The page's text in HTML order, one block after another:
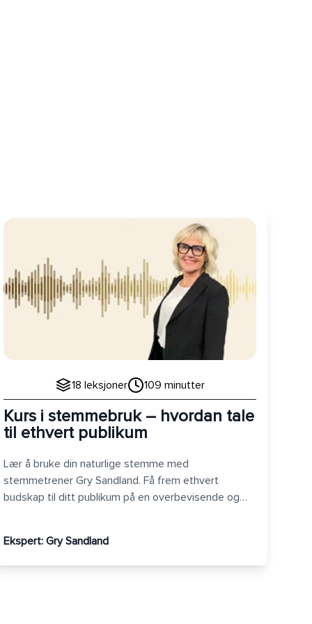
Kurs i stemmebruk – hvordan tale til ethvert publikum
18 leksjoner 109 minutter
Kurs i stemmebruk – hvordan tale
til ethvert publikum
Lær å bruke din naturlige stemme med
stemmetrener Gry Sandland. Få frem ethvert
budskap til ditt publikum på en overbevisende og
Ekspert: Gry Sandland